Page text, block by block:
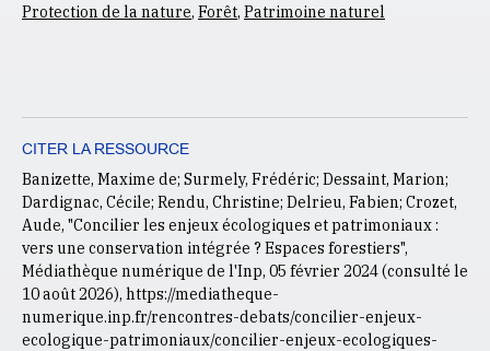
Protection de la nature, Forêt, Patrimoine naturel
CITER LA RESSOURCE
Banizette, Maxime de; Surmely, Frédéric; Dessaint, Marion;
Dardignac, Cécile; Rendu, Christine; Delrieu, Fabien; Crozet,
Aude, "Concilier les enjeux écologiques et patrimoniaux :
vers une conservation intégrée ? Espaces forestiers",
Médiathèque numérique de l'Inp, 05 février 2024 (consulté le
10 août 2026), https://mediatheque-
numerique.inp.fr/rencontres-debats/concilier-enjeux-
ecologique-patrimoniaux/concilier-enjeux-ecologiques-